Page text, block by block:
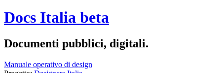
Docs Italia beta
Documenti pubblici, digitali.
Manuale operativo di design